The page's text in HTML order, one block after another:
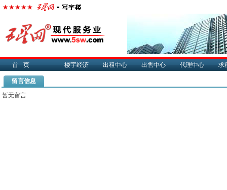
首页 楼宇经济 出租中心 出售中心 代理中心 求
留言信息
暂无留言